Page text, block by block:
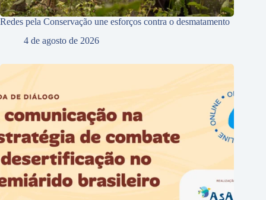
Redes pela Conservação une esforços contra o desmatamento
4 de agosto de 2026